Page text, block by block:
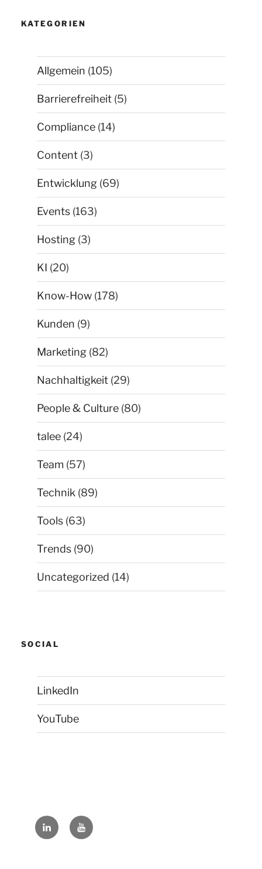
KATEGORIEN
Allgemein (105)
Barrierefreiheit (5)
Compliance (14)
Content (3)
Entwicklung (69)
Events (163)
Hosting (3)
KI (20)
Know-How (178)
Kunden (9)
Marketing (82)
Nachhaltigkeit (29)
People & Culture (80)
talee (24)
Team (57)
Technik (89)
Tools (63)
Trends (90)
Uncategorized (14)
SOCIAL
LinkedIn
YouTube
LinkedInYouTube